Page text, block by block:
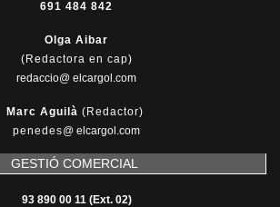
691 484 842
Olga Aibar
(Redactora en cap)
redaccio@ elcargol.com
Marc Aguilà (Redactor)
penedes@ elcargol.com
GESTIÓ COMERCIAL
93 890 00 11 (Ext. 02)